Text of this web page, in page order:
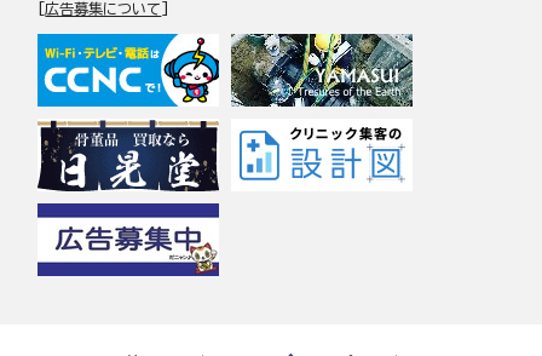
[広告募集について